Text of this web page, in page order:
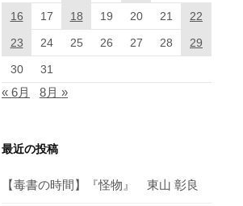
16 17 18 19 20 21 22
23 24 25 26 27 28 29
30 31
« 6月 8月 »
最近の投稿
【毒書の時間】『怪物』 東山 彰良